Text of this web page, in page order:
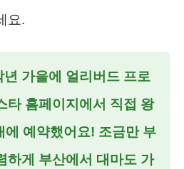
요.
가을에 얼리버드 프로
타 홈페이지에서 직접 왕
에 예약했어요! 조금만 부
하게 부산에서 대마도 가